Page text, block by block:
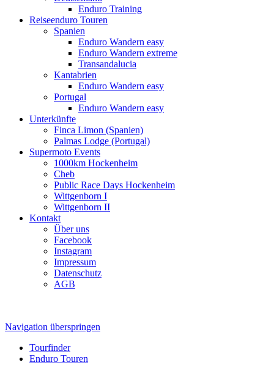
Enduro Training
Reiseenduro Touren
Spanien
Enduro Wandern easy
Enduro Wandern extreme
Transandalucia
Kantabrien
Enduro Wandern easy
Portugal
Enduro Wandern easy
Unterkünfte
Finca Limon (Spanien)
Palmas Lodge (Portugal)
Supermoto Events
1000km Hockenheim
Cheb
Public Race Days Hockenheim
Wittgenborn I
Wittgenborn II
Kontakt
Über uns
Facebook
Instagram
Impressum
Datenschutz
AGB
Navigation überspringen
Tourfinder
Enduro Touren